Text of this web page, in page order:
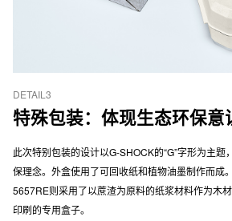
DETAIL3
特殊包装：体现生态环保意
此次特别包装的设计以G-SHOCK的“G”字形为主
保理念。外盒使用了可回收纸和植物油墨制作而成
5657RE则采用了以蔗渣为原料的纸浆材料作为木
印刷的专用盒子。